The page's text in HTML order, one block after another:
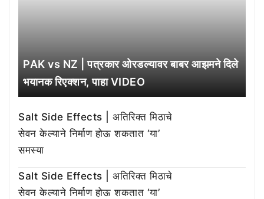
PAK vs NZ | पत्रकार ओरडल्यावर बाबर आझमने दिले
भयानक रिएक्शन, पाहा VIDEO
Salt Side Effects | अतिरिक्त मिठाचे
सेवन केल्याने निर्माण होऊ शकतात ‘या’
समस्या
Salt Side Effects | अतिरिक्त मिठाचे
सेवन केल्याने निर्माण होऊ शकतात ‘या’